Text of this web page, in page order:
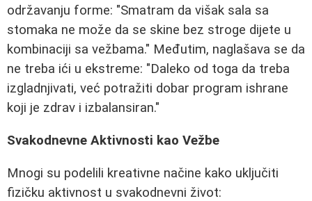
održavanju forme: "Smatram da višak sala sa
stomaka ne može da se skine bez stroge dijete u
kombinaciji sa vežbama." Međutim, naglašava se da
ne treba ići u ekstreme: "Daleko od toga da treba
izgladnjivati, već potražiti dobar program ishrane
koji je zdrav i izbalansiran."
Svakodnevne Aktivnosti kao Vežbe
Mnogi su podelili kreativne načine kako uključiti
fizičku aktivnost u svakodnevni život: